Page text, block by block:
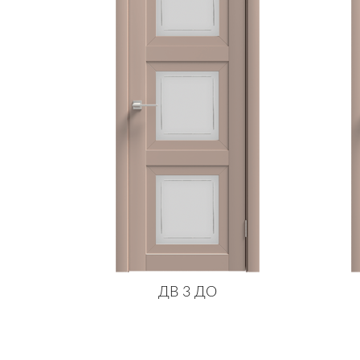
ДВ 3 ДО